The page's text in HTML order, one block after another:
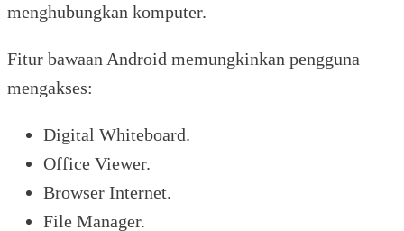
menghubungkan komputer.
Fitur bawaan Android memungkinkan pengguna
mengakses:
Digital Whiteboard.
Office Viewer.
Browser Internet.
File Manager.